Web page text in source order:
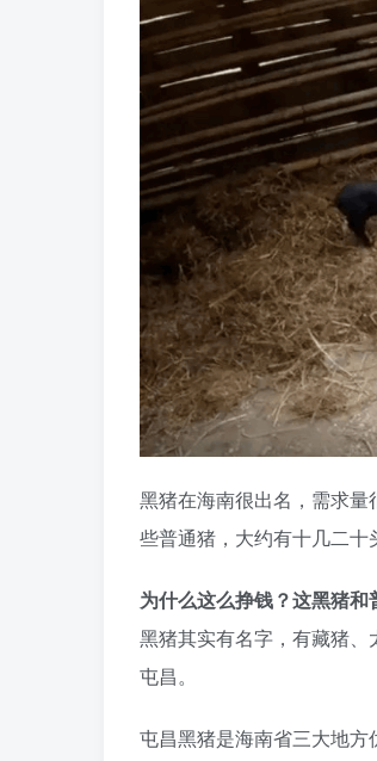
黑猪在海南很出名，需求
些普通猪，大约有十几二十
为什么这么挣钱？这黑猪和
黑猪其实有名字，有藏猪
屯昌。
屯昌黑猪是海南省三大地